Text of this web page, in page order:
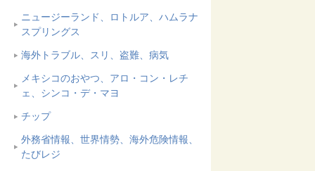
ニュージーランド、ロトルア、ハムラナ
スプリングス
海外トラブル、スリ、盗難、病気
メキシコのおやつ、アロ・コン・レチ
ェ、シンコ・デ・マヨ
チップ
外務省情報、世界情勢、海外危険情報、
たびレジ